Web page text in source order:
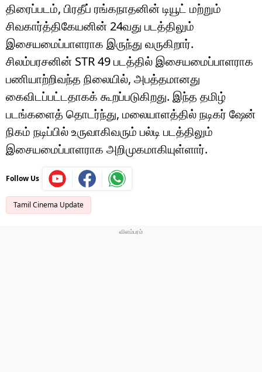
திரைப்படம், பிரதீப் ரங்கநாதனின் டியூட் மற்றும்
சிவகார்த்திகேயனின் 24வது படத்திலும்
இசையமைப்பாளராக இருந்து வருகிறார்.
சிலம்பரசனின் STR 49 படத்தில் இசையமைப்பாளராக
பணியாற்றிவந்த நிலையில், அபத்தமானது
கைவிடப்பட்டதாகக் கூறப்படுகிறது. இந்த தமிழ்
படங்களைத் தொடர்ந்து, மலையாளத்தில் நடிகர் ஷேன்
நிகம் நடிப்பில் உருவாகிவரும் பல்டி படத்திலும்
இசையமைப்பாளராக அறிமுகமாகியுள்ளார்.
Follow Us
Tamil Cinema Update